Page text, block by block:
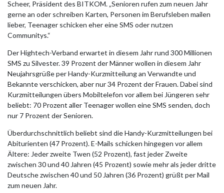
Scheer, Präsident des BITKOM. „Senioren rufen zum neuen Jahr
gerne an oder schreiben Karten, Personen im Berufsleben mailen
lieber, Teenager schicken eher eine SMS oder nutzen
Communitys.“
Der Hightech-Verband erwartet in diesem Jahr rund 300 Millionen
SMS zu Silvester. 39 Prozent der Männer wollen in diesem Jahr
Neujahrsgrüße per Handy-Kurzmitteilung an Verwandte und
Bekannte verschicken, aber nur 34 Prozent der Frauen. Dabei sind
Kurzmitteilungen übers Mobiltelefon vor allem bei Jüngeren sehr
beliebt: 70 Prozent aller Teenager wollen eine SMS senden, doch
nur 7 Prozent der Senioren.
Überdurchschnittlich beliebt sind die Handy-Kurzmitteilungen bei
Abiturienten (47 Prozent). E-Mails schicken hingegen vor allem
Ältere: Jeder zweite Twen (52 Prozent), fast jeder Zweite
zwischen 30 und 40 Jahren (45 Prozent) sowie mehr als jeder dritte
Deutsche zwischen 40 und 50 Jahren (36 Prozent) grüßt per Mail
zum neuen Jahr.